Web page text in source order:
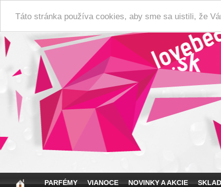
Táto stránka používa cookies, aby sme sa uistili, že
PARFÉMY VIANOCE NOVINKY A AKCIE